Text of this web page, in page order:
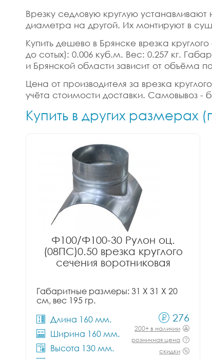
Врезку седловую круглую
диаметра на другой. Их монтируют в
Купить дешево в Брянске врезка
до сотых): 0.006 куб.м. Вес: 0.257 кг.
и Брянской области зависит от объёма
Цена от производителя за врезка
учёта стоимости доставки. Самовывоз -
Купить в других размерах
Ф100/Ф100-30 Рулон оц.
(08ПС)0.50 врезка круглого
сечения воротниковая
Габаритные размеры: 31 X 31 X 20
см, вес 195 гр.
Длина 160 мм.
Ширина 160 мм.
Высота 130 мм.
276
200+ в наличии
розничная цена
скидки